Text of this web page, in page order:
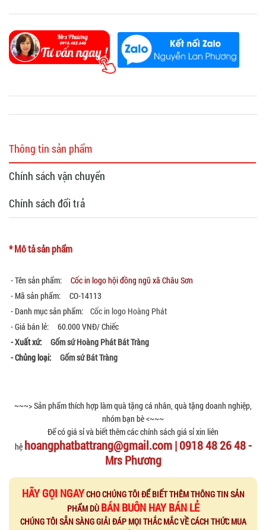
Thông tin sản phẩm
Chính sách vận chuyển
Chính sách đổi trả
* Mô tả sản phẩm
- Tên sản phẩm:
Cốc in logo hội đồng ngũ xã Châu Sơn
- Mã sản phẩm: CO-14113
- Danh mục sản phẩm:
Cốc in logo Hoàng Phát
- Giá bán lẻ: 60.000 VNĐ/ Chiếc
- Xuất xứ: Gốm sứ Hoàng Phát Bát Tràng
- Chủng loại: Gốm sứ Bát Tràng
~~~> Sản phẩm thích hợp làm quà tặng cá nhân, quà tặng doanh nghiệp,
nhóm bạn bè <~~~
Để có giá sỉ và biết thêm các chính sách giá sỉ xin liên
hệ hoangphatbattrang@gmail.com | 0918 48 26 48 -
Mrs Phương
HÃY GỌI NGAYCHO CHÚNG TÔI ĐỂ BIẾT THÊM THÔNG TIN SẢN
PHẨM DÙ BÁN BUÔN HAY BÁN LẺ
CHÚNG TÔI SẴN SÀNG GIẢI ĐÁP MỌI THẮC MẮC VỀ CÁCH THỨC MUA